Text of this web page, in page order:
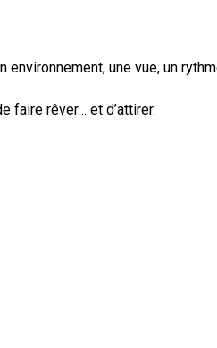
une vue, un
faire rêver… et d’attirer.